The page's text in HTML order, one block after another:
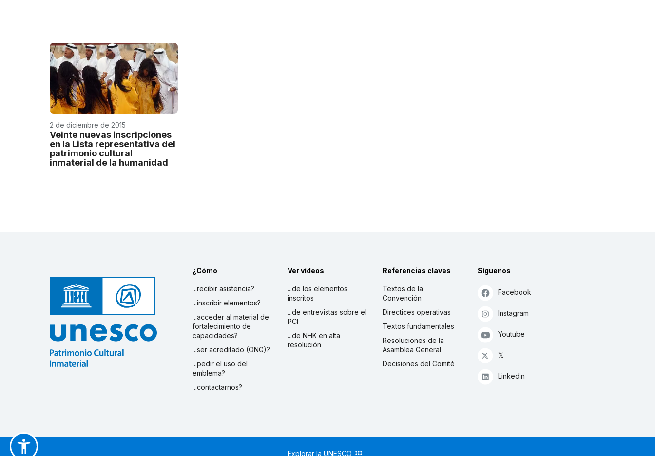
2 de diciembre de 2015
Veinte nuevas inscripciones
en la Lista representativa del
patrimonio cultural
inmaterial de la humanidad
¿Cómo
...recibir asistencia?
...inscribir elementos?
...acceder al material de
fortalecimiento de
capacidades?
...ser acreditado (ONG)?
...pedir el uso del
emblema?
...contactarnos?
Ver vídeos
...de los elementos
inscritos
...de entrevistas sobre el
PCI
...de NHK en alta
resolución
Referencias claves
Textos de la
Convención
Directices operativas
Textos fundamentales
Resoluciones de la
Asamblea General
Decisiones del Comité
Síguenos
Facebook
Instagram
Youtube
𝕏
Linkedin
Explorar la UNESCO